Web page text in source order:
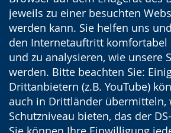
jeweils zu einer besuchten
werden kann. Sie helfen uns
den Internetauftritt komfortabel
und zu analysieren, wie unsere
werden. Bitte beachten Sie:
Drittanbietern (z.B. YouTube)
auch in Drittländer übermitteln,
Schutzniveau bieten, das der